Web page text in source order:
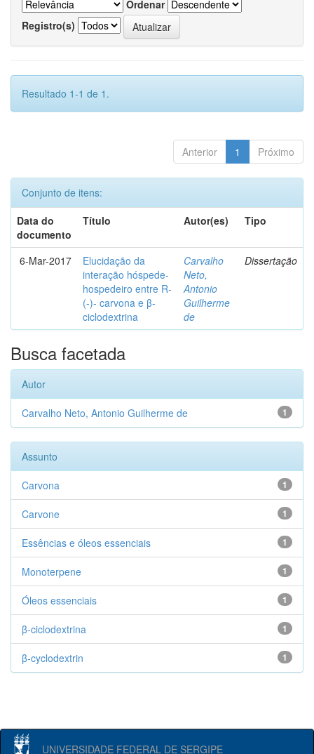
Ordenar
Registro(s)
Resultado 1-1 de 1.
Anterior 1 Próximo
Conjunto de itens:
Data do
documento
Título Autor(es) Tipo
6-Mar-2017
Elucidação da
interação hóspede-
hospedeiro entre R-
(-)- carvona e β-
ciclodextrina
Carvalho
Neto,
Antonio
Guilherme
de
Dissertação
Busca facetada
Autor
1
Carvalho Neto, Antonio Guilherme de
Assunto
1
Carvona
1
Carvone
1
Essências e óleos essenciais
1
Monoterpene
1
Óleos essenciais
1
β-ciclodextrina
1
β-cyclodextrin
UNIVERSIDADE FEDERAL DE SERGIPE